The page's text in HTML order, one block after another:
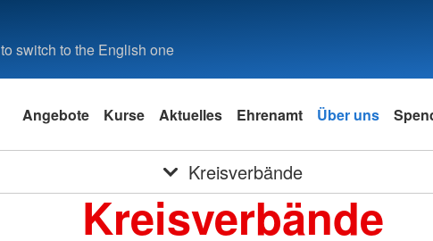
switch to the English one
Angebote Kurse Aktuelles Ehrenamt Über uns
Kreisverbände
Kreisverbände